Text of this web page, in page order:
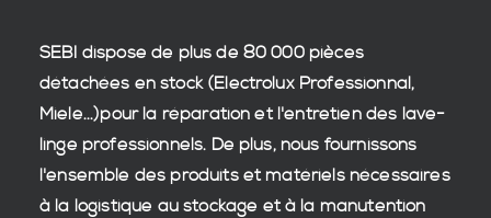
SEBI dispose de plus de 80 000pièces
détachées en stock(Electrolux Professionnal,
Miele...)pour la réparation et l'entretien des lave-
linge professionnels. De plus, nous fournissons
l'ensemble des produits et matériels nécessaires
à la logistique au stockage et à la manutention